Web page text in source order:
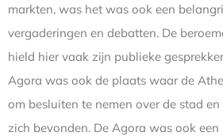
markten, was het was ook een
vergaderingen en debatten. De
hield hier vaak zijn publieke
Agora was ook de plaats waar de
om besluiten te nemen over de stad
zich bevonden. De Agora was ook